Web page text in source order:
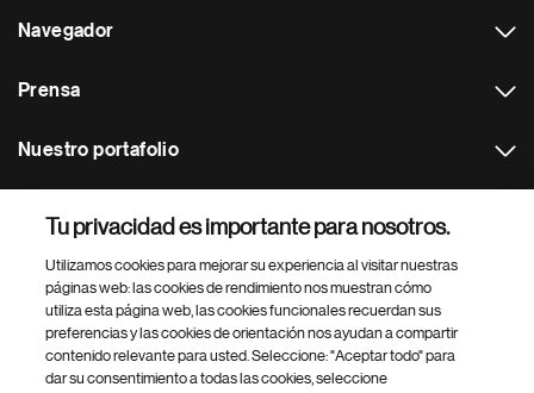
Navegador
Prensa
Nuestro portafolio
Footer Site Search
Tu privacidad es importante para nosotros.
Utilizamos cookies para mejorar su experiencia al visitar nuestras
páginas web: las cookies de rendimiento nos muestran cómo
utiliza esta página web, las cookies funcionales recuerdan sus
preferencias y las cookies de orientación nos ayudan a compartir
contenido relevante para usted. Seleccione: "Aceptar todo" para
dar su consentimiento a todas las cookies, seleccione